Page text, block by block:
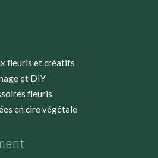
fleuris et créatifs
et DIY
fleuris
en cire végétale